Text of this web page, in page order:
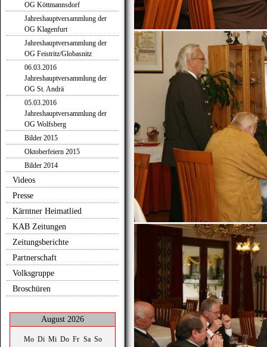
OG Köttmannsdorf
Jahreshauptversammlung der
OG Klagenfurt
Jahreshauptversammlung der
OG Feistritz/Globasnitz
06.03.2016
Jahreshauptversammlung der
OG St. Andrä
05.03.2016
Jahreshauptversammlung der
OG Wolfsberg
Bilder 2015
Oktoberfeiern 2015
Bilder 2014
Videos
Presse
Kärntner Heimatlied
KAB Zeitungen
Zeitungsberichte
Partnerschaft
Volksgruppe
Broschüren
August 2026
Mo Di Mi Do Fr Sa So